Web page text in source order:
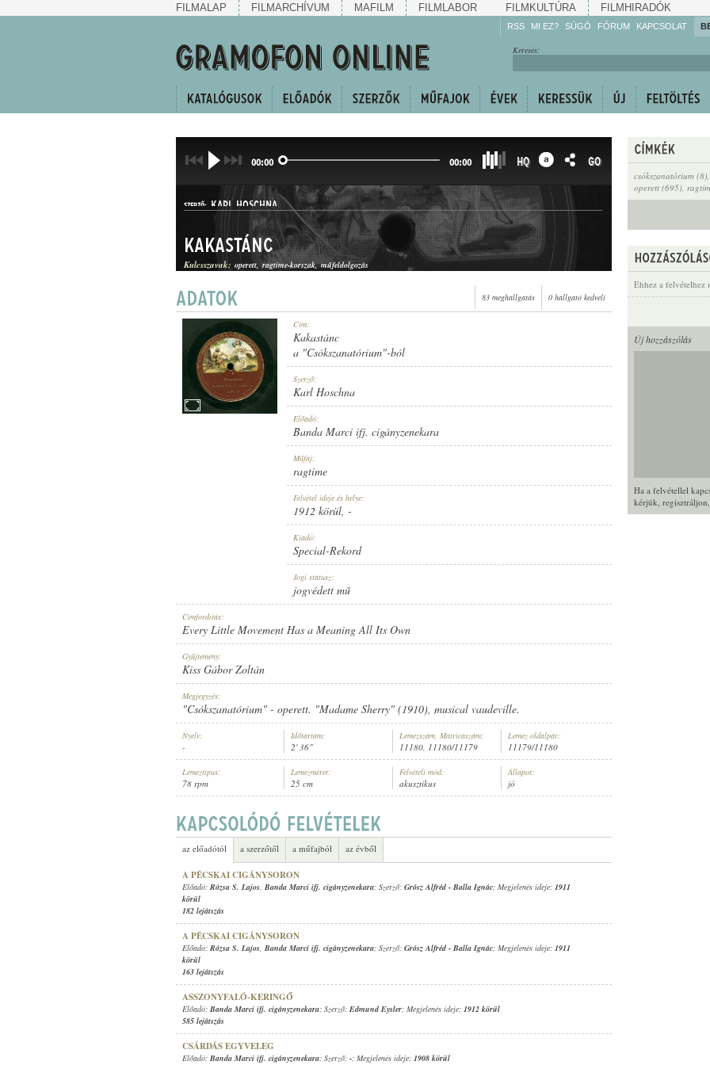
FILMALAP FILMARCHÍVUM MAFILM FILMLABOR FILMKULTÚRA FILMHIRADÓK
RSS MI EZ? SÚGÓ
Gyarapítsa!
FÓRUM KAPCSOLAT
Keresés:
csókszanatórium (8),
operett (695),
Ehhez a felvételhez
Új hozzászólás
Ha a felvétellel
kérjük, regisztráljon
00:00 00:00 HQ GO
ELŐADÓ: BANDA MARCI IFJ. CIGÁNYZENEKARA
SZERZŐ: KARL HOSCHNA
RAGTIME
1912 KÖRÜL
11180
Kakastánc
Kulcsszavak: operett ragtime-korszak műfeldolgozás
83 meghallgatás 0 hallgató kedveli
Cím:
Kakastánc
a "Csókszanatórium"-ból
Szerző:
Karl Hoschna
Előadó:
Banda Marci ifj. cigányzenekara
Műfaj:
ragtime
Felvétel ideje és helye:
1912 körül, -
Kiadó:
Special-Rekord
Jogi státusz:
jogvédett mű
Címfordítás:
Every Little Movement Has a Meaning All Its Own
Gyűjtemény:
Kiss Gábor Zoltán
Megjegyzés:
"Csókszanatórium" - operett. "Madame Sherry" (1910), musical vaudeville.
Nyelv:
-
Időtartam:
2' 36"
Lemezszám, Matricaszám:
11180, 11180/11179
Lemez oldalpár:
11179/11180
Lemeztípus:
78 rpm
Lemezméret:
25 cm
Felvételi mód:
akusztikus
Állapot:
jó
az előadótól a szerzőtől a műfajból az évből
A PÉCSKAI CIGÁNYSORON
Előadó: Rózsa S. Lajos, Banda Marci ifj. cigányzenekara; Szerző: Grósz Alfréd - Balla Ignác; Megjelenés ideje: 1911
körül
182 lejátszás
A PÉCSKAI CIGÁNYSORON
Előadó: Rózsa S. Lajos, Banda Marci ifj. cigányzenekara; Szerző: Grósz Alfréd - Balla Ignác; Megjelenés ideje: 1911
körül
163 lejátszás
ASSZONYFALÓ-KERINGŐ
Előadó: Banda Marci ifj. cigányzenekara; Szerző: Edmund Eysler; Megjelenés ideje: 1912 körül
585 lejátszás
CSÁRDÁS EGYVELEG
Előadó: Banda Marci ifj. cigányzenekara; Szerző: -; Megjelenés ideje: 1908 körül